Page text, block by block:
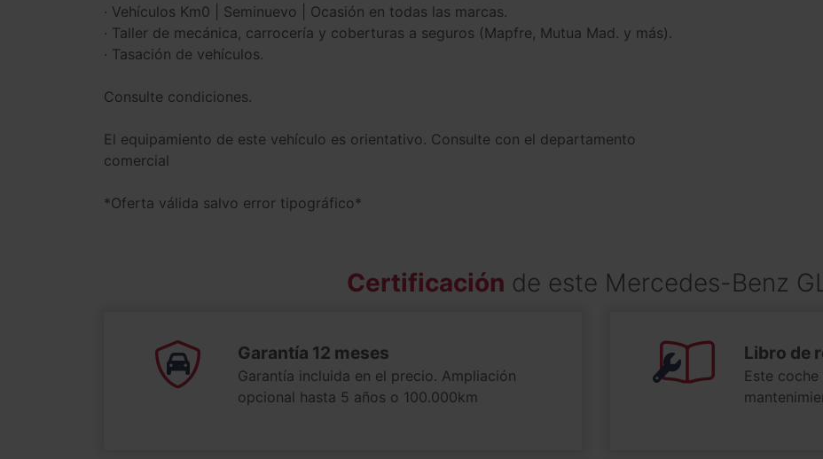
· Vehículos Km0 | Seminuevo | Ocasión en todas las marcas.
· Taller de mecánica, carrocería y coberturas a seguros (Mapfre, Mutua Mad. y más).
· Tasación de vehículos.
Consulte condiciones.
El equipamiento de este vehículo es orientativo. Consulte con el departamento
comercial
*Oferta válida salvo error tipográfico*
Certificación de este Mercedes-Benz
Garantía 12 meses
Garantía incluida en el precio. Ampliación
opcional hasta 5 años o 100.000km
Libro de
Este